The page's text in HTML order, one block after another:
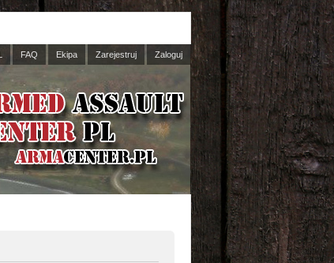
FAQ Ekipa Zarejestruj Zaloguj